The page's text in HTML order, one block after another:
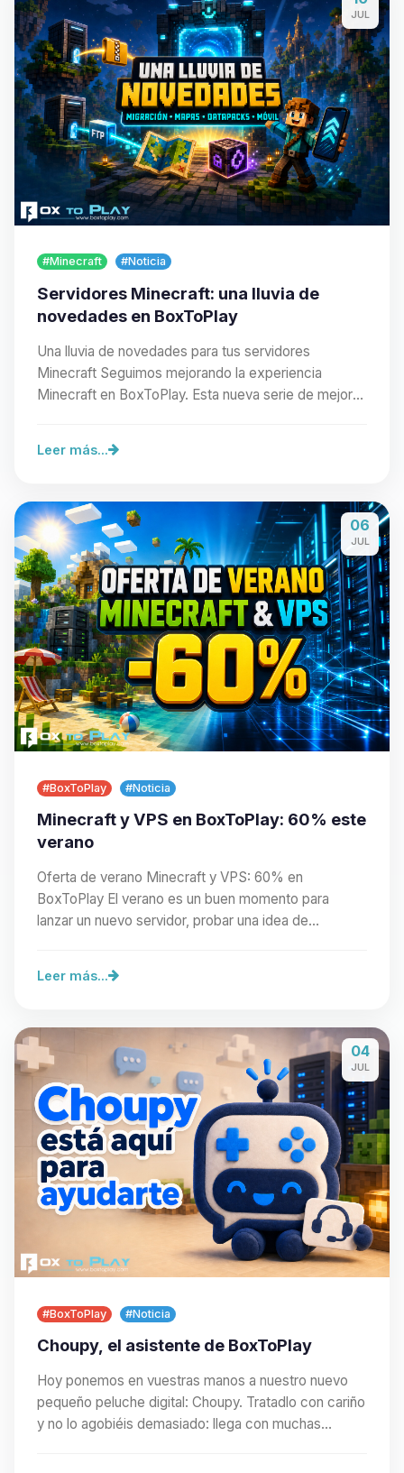
JUL
#Minecraft #Noticia
Servidores Minecraft: una lluvia de
novedades en BoxToPlay
Una lluvia de novedades para tus servidores
Minecraft Seguimos mejorando la experiencia
Minecraft en BoxToPlay. Esta nueva serie de mejoras
Leer más...
06
JUL
#BoxToPlay #Noticia
Minecraft y VPS en BoxToPlay: 60% este
verano
Oferta de verano Minecraft y VPS: 60% en
BoxToPlay El verano es un buen momento para
lanzar un nuevo servidor, probar una idea de
Leer más...
04
JUL
#BoxToPlay #Noticia
Choupy, el asistente de BoxToPlay
Hoy ponemos en vuestras manos a nuestro nuevo
pequeño peluche digital: Choupy. Tratadlo con cariño
y no lo agobiéis demasiado: llega con muchas